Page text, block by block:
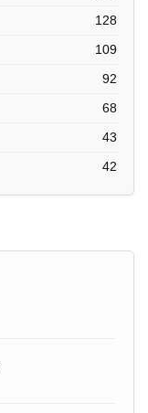
128
109
92
68
43
42